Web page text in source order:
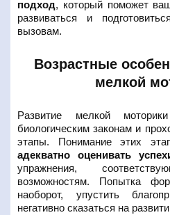
подход, который поможет
развиваться и
вызовам.
Возрастные
мелкой
Развитие мелкой
биологическим законам и
этапы. Понимание этих
адекватно оценивать
упражнения,
возможностям. Попытка
наоборот, упустить
негативно сказаться на